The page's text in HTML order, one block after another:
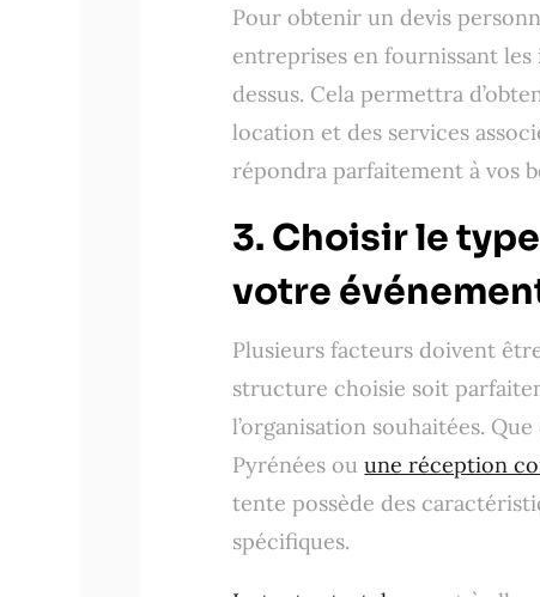
Pour obtenir un devis
entreprises en fournissant
dessus. Cela permettra
location et des services
répondra parfaitement à vos
3. Choisir le
votre
Plusieurs facteurs doivent
structure choisie soit
l’organisation souhaitées.
Pyrénées ouune réception
tente possède des
spécifiques.